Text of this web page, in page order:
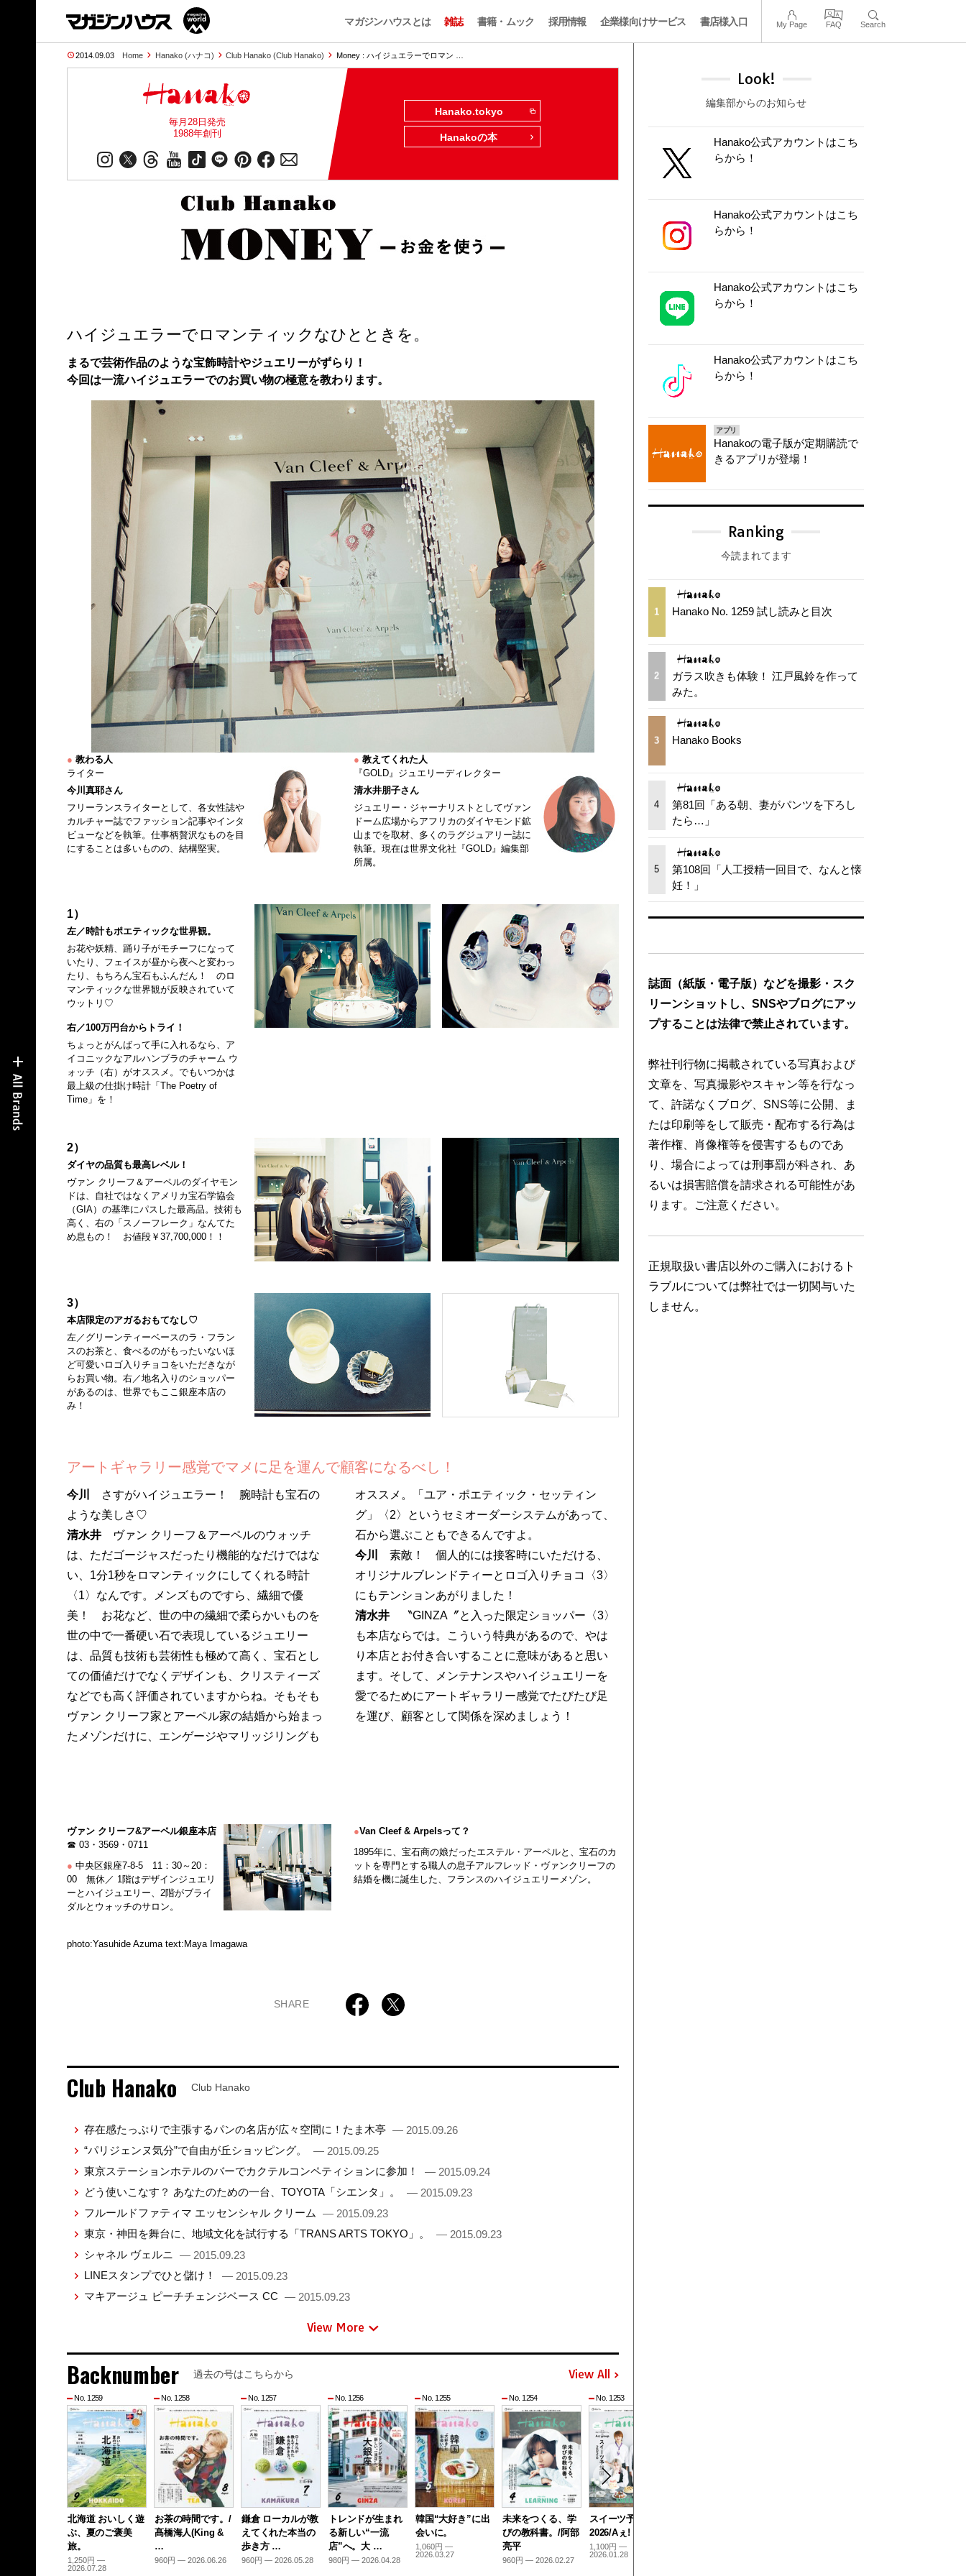
マガジンハウスとは 雑誌 書籍・ムック 採用情報 企業様向けサービス 書店様入口 My Page FAQ Search
2014.09.03 Home Hanako (ハナコ) Club Hanako (Club Hanako) Money : ハイジュエラーでロマン …
毎月28日発売
1988年創刊
Hanako.tokyo
Hanakoの本
ハイジュエラーでロマンティックなひとときを。
まるで芸術作品のような宝飾時計やジュエリーがずらり！
今回は一流ハイジュエラーでのお買い物の極意を教わります。
● 教わる人
ライター
今川真耶さん
フリーランスライターとして、各女性誌や
カルチャー誌でファッション記事やインタ
ビューなどを執筆。仕事柄贅沢なものを目
にすることは多いものの、結構堅実。
● 教えてくれた人
『GOLD』ジュエリーディレクター
清水井朋子さん
ジュエリー・ジャーナリストとしてヴァン
ドーム広場からアフリカのダイヤモンド鉱
山までを取材、多くのラグジュアリー誌に
執筆。現在は世界文化社『GOLD』編集部
所属。
1）
左／時計もポエティックな世界観。
お花や妖精、踊り子がモチーフになって
いたり、フェイスが昼から夜へと変わっ
たり、もちろん宝石もふんだん！ のロ
マンティックな世界観が反映されていて
ウットリ♡
右／100万円台からトライ！
ちょっとがんばって手に入れるなら、ア
イコニックなアルハンブラのチャーム ウ
ォッチ（右）がオススメ。でもいつかは
最上級の仕掛け時計「The Poetry of
Time」を！
2）
ダイヤの品質も最高レベル！
ヴァン クリーフ＆アーペルのダイヤモン
ドは、自社ではなくアメリカ宝石学協会
（GIA）の基準にパスした最高品。技術も
高く、右の「スノーフレーク」なんてた
め息もの！ お値段￥37,700,000！！
3）
本店限定のアガるおもてなし♡
左／グリーンティーベースのラ・フラン
スのお茶と、食べるのがもったいないほ
ど可愛いロゴ入りチョコをいただきなが
らお買い物。右／地名入りのショッパー
があるのは、世界でもここ銀座本店の
み！
アートギャラリー感覚でマメに足を運んで顧客になるべし！
今川
さすがハイジュエラー！ 腕時計も宝石の
ような美しさ♡
清水井ヴァン クリーフ＆アーペルのウォッチ
は、ただゴージャスだったり機能的なだけではな
い、1分1秒をロマンティックにしてくれる時計
〈1〉なんです。メンズものですら、繊細で優
美！ お花など、世の中の繊細で柔らかいものを
世の中で一番硬い石で表現しているジュエリー
は、品質も技術も芸術性も極めて高く、宝石とし
ての価値だけでなくデザインも、クリスティーズ
などでも高く評価されていますからね。そもそも
ヴァン クリーフ家とアーペル家の結婚から始まっ
たメゾンだけに、エンゲージやマリッジリングも
オススメ。「ユア・ポエティック・セッティン
グ」〈2〉というセミオーダーシステムがあって、
石から選ぶこともできるんですよ。
今川
素敵！ 個人的には接客時にいただける、
オリジナルブレンドティーとロゴ入りチョコ〈3〉
にもテンションあがりました！
清水井 〝GINZA〞と入った限定ショッパー〈3〉
も本店ならでは。こういう特典があるので、やは
り本店とお付き合いすることに意味があると思い
ます。そして、メンテナンスやハイジュエリーを
愛でるためにアートギャラリー感覚でたびたび足
を運び、顧客として関係を深めましょう！
ヴァン クリーフ&アーペル銀座本店
☎ 03・3569・0711
● 中央区銀座7-8-5 11：30～20：
00 無休／ 1階はデザインジュエリ
ーとハイジュエリー、2階がブライ
ダルとウォッチのサロン。
●Van Cleef & Arpelsって？
1895年に、宝石商の娘だったエステル・アーペルと、宝石のカ
ットを専門とする職人の息子アルフレッド・ヴァンクリーフの
結婚を機に誕生した、フランスのハイジュエリーメゾン。
photo:Yasuhide Azuma text:Maya Imagawa
SHARE
Club Hanako Club Hanako
存在感たっぷりで主張するパンの名店が広々空間に！たま木亭 — 2015.09.26
“パリジェンヌ気分”で自由が丘ショッピング。
— 2015.09.25
東京ステーションホテルのバーでカクテルコンペティションに参加！
— 2015.09.24
どう使いこなす？ あなたのための一台、TOYOTA「シエンタ」。
— 2015.09.23
フルールドファティマ エッセンシャル クリーム
— 2015.09.23
東京・神田を舞台に、地域文化を試行する「TRANS ARTS TOKYO」。
— 2015.09.23
シャネル ヴェルニ — 2015.09.23
LINEスタンプでひと儲け！
— 2015.09.23
マキアージュ ピーチチェンジベース CC — 2015.09.23
View More
Backnumber 過去の号はこちらから View All
No. 1259
北海道 おいしく遊
ぶ、夏のご褒美
旅。
1,250円 —
2026.07.28
No. 1258
お茶の時間です。/
髙橋海人(King &
…
960円 — 2026.06.26
No. 1257
鎌倉 ローカルが教
えてくれた本当の
歩き方 …
960円 — 2026.05.28
No. 1256
トレンドが生まれ
る新しい“一流
店”へ。大 …
980円 — 2026.04.28
No. 1255
韓国“大好き”に出
会いに。
1,060円 —
2026.03.27
No. 1254
未来をつくる、学
びの教科書。/阿部
亮平
960円 — 2026.02.27
No. 1253
スイーツ予想図
2026/Aぇ! grou …
1,100円 —
2026.01.28
Look!
編集部からのお知らせ
Hanako公式アカウントはこち
らから！
Hanako公式アカウントはこち
らから！
Hanako公式アカウントはこち
らから！
Hanako公式アカウントはこち
らから！
アプリ
Hanakoの電子版が定期購読で
きるアプリが登場！
Ranking
今読まれてます
1 Hanako No. 1259 試し読みと目次
2
ガラス吹きも体験！ 江戸風鈴を作って
みた。
3 Hanako Books
4
第81回「ある朝、妻がパンツを下ろし
たら…」
5
第108回「人工授精一回目で、なんと懐
妊！」
誌面（紙版・電子版）などを撮影・スク
リーンショットし、SNSやブログにアッ
プすることは法律で禁止されています。
弊社刊行物に掲載されている写真および
文章を、写真撮影やスキャン等を行なっ
て、許諾なくブログ、SNS等に公開、ま
たは印刷等をして販売・配布する行為は
著作権、肖像権等を侵害するものであ
り、場合によっては刑事罰が科され、あ
るいは損害賠償を請求される可能性があ
ります。ご注意ください。
正規取扱い書店以外のご購入におけるト
ラブルについては弊社では一切関与いた
しません。